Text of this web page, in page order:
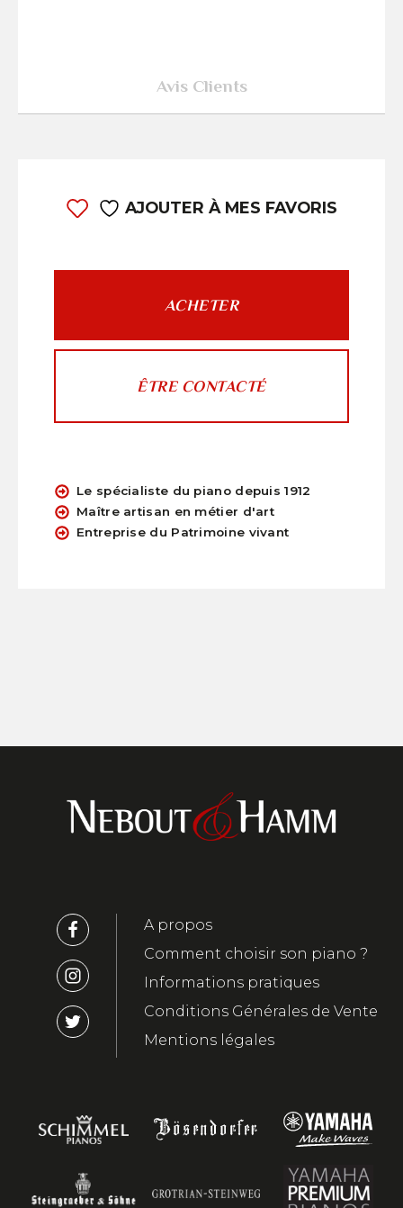
Avis Clients
AJOUTER À MES FAVORIS
ACHETER
ÊTRE CONTACTÉ
Le spécialiste du piano depuis 1912
Maître artisan en métier d'art
Entreprise du Patrimoine vivant
A propos
Comment choisir son piano ?
Informations pratiques
Conditions Générales de Vente
Mentions légales